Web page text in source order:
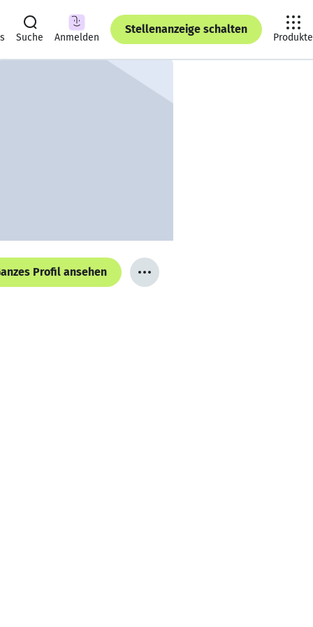
Suche Anmelden
Stellenanzeige schalten
Produkte
Profil ansehen